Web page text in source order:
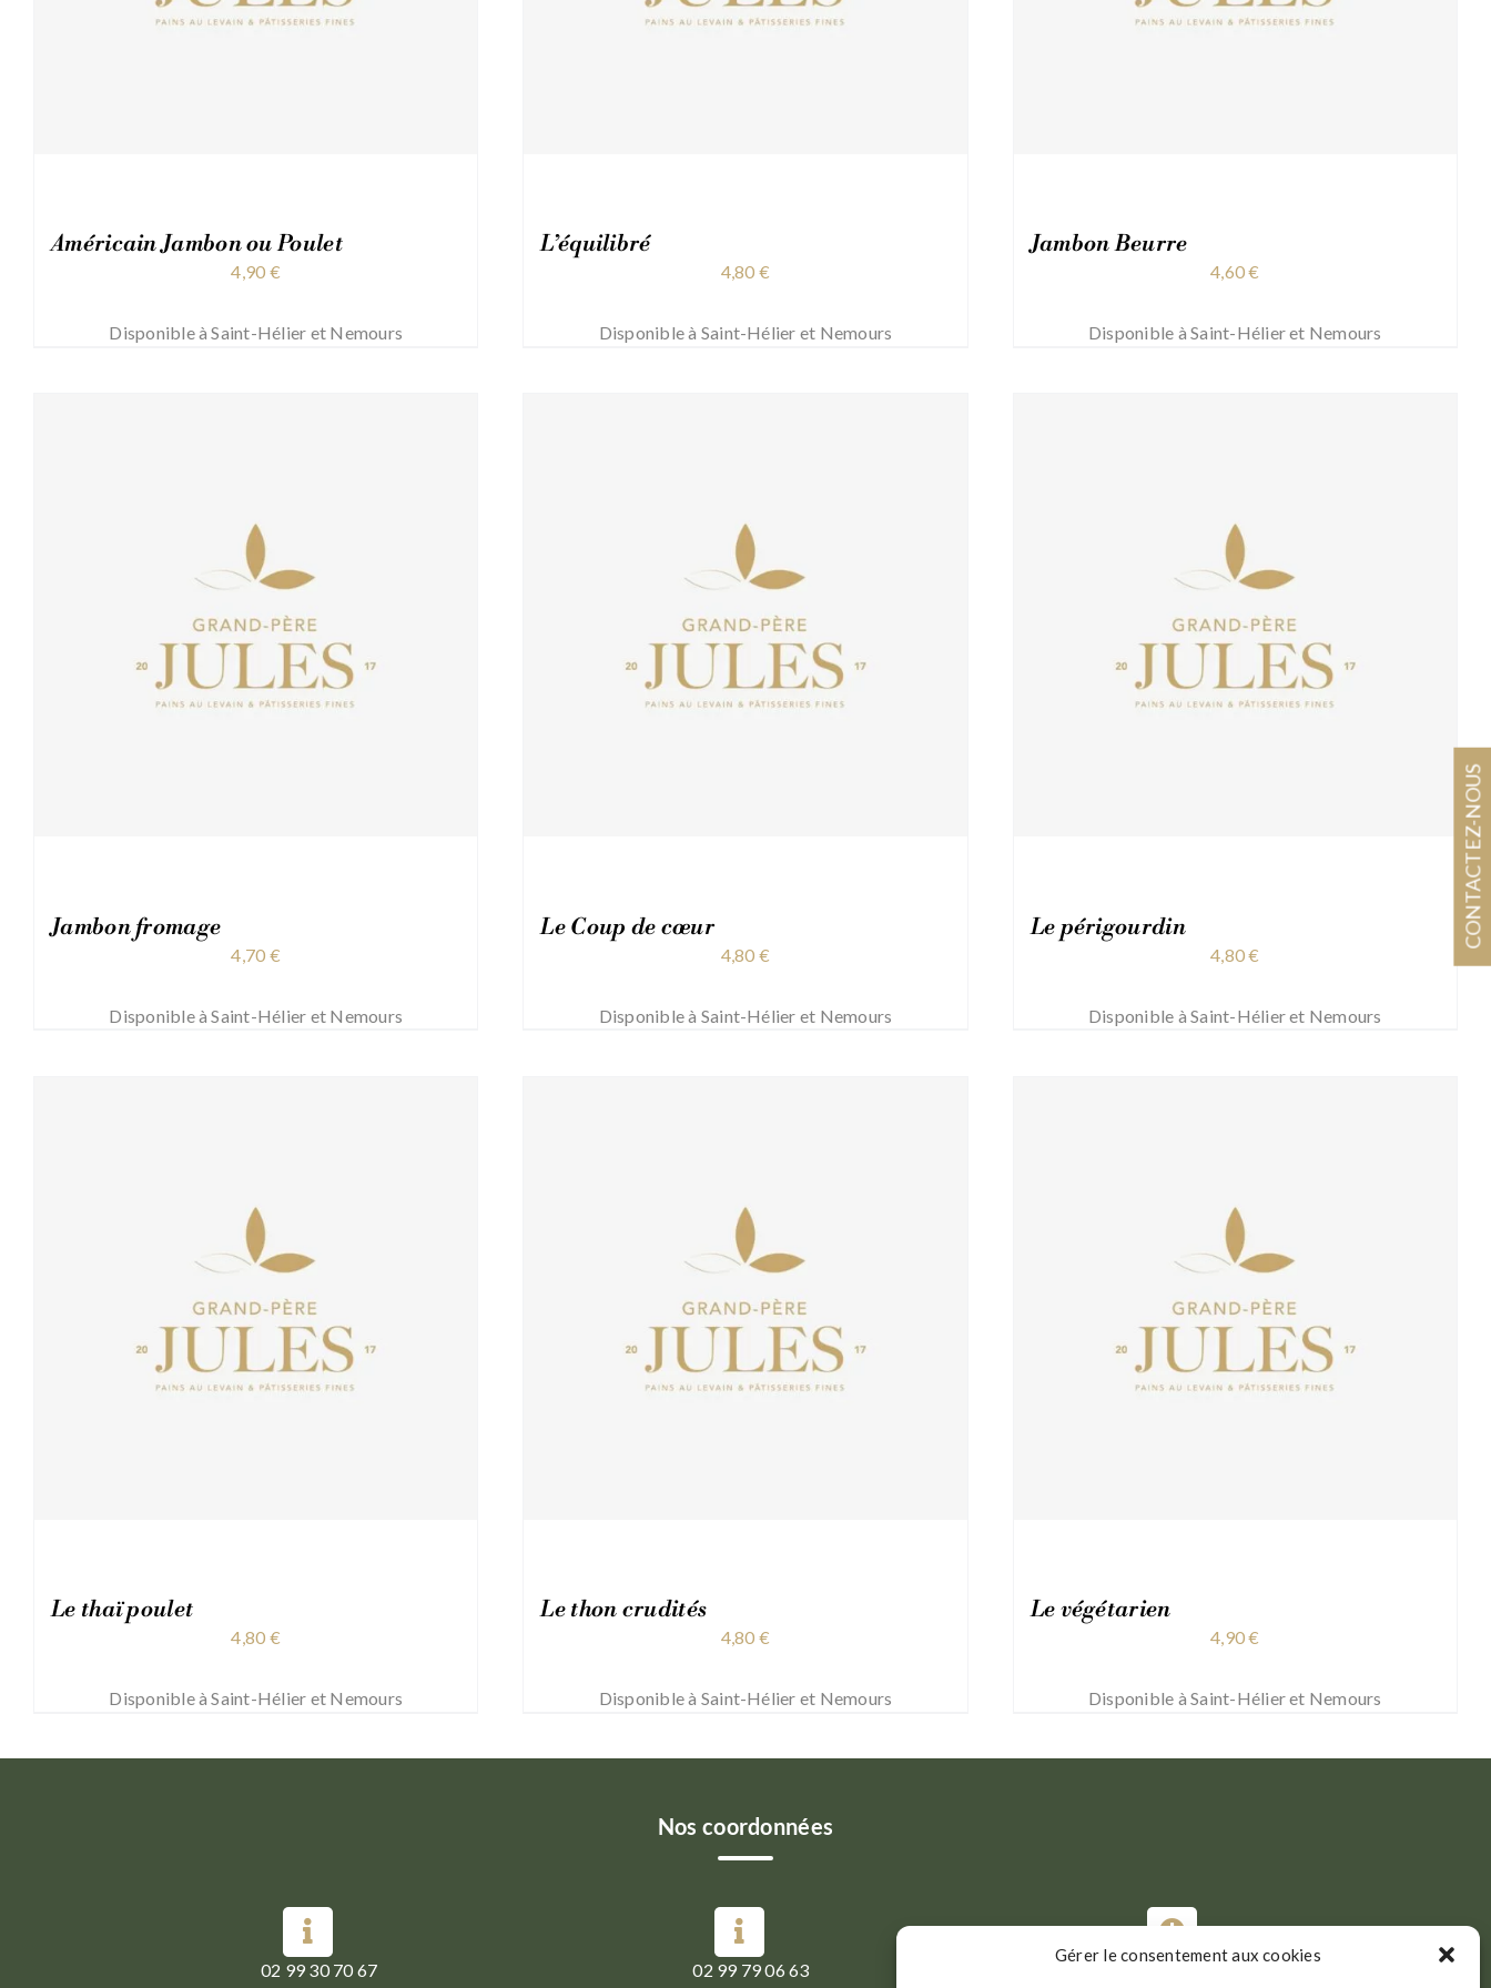
Gérer le consentement aux cookies
Américain Jambon ou Poulet
4,90 €
Disponible à Saint-Hélier et Nemours
L’équilibré
4,80 €
Disponible à Saint-Hélier et Nemours
Jambon Beurre
4,60€
Disponible à Saint-Hélier et Nemours
Jambon fromage
4,70 €
Disponible à Saint-Hélier et Nemours
Le Coup de cœur
4,80 €
Disponible à Saint-Hélier et Nemours
Le périgourdin
4,80€
Disponible à Saint-Hélier et Nemours
Le thaï poulet
4,80 €
Disponible à Saint-Hélier et Nemours
Le thon crudités
4,80 €
Disponible à Saint-Hélier et Nemours
Le végétarien
4,90€
Disponible à Saint-Hélier et Nemours
Nos coordonnées
02 99 30 70 67
02 99 79 06 63
CONTACTEZ-NOUS